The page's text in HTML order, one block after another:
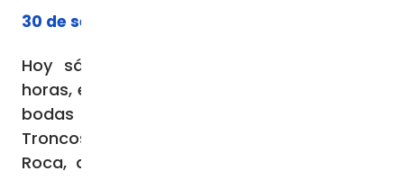
30 de septiembre de 2023
Hoy sábado 30 de septiembre a las 17
horas, el padre Luis Rocha, ha celebrado las
bodas de oro de don Héctor Rosendo y
Troncoso Baeza y Teresa Eugenia Romero
Roca, quienes hace 50 años recibieron la